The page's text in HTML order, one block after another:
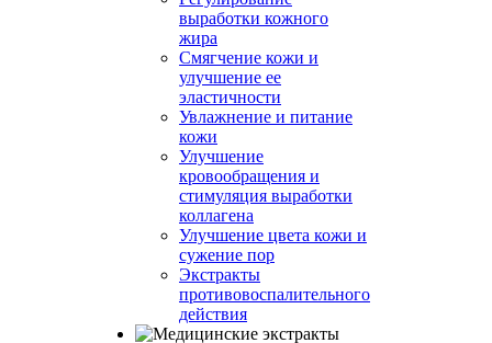
выработки кожного
жира
Смягчение кожи и
улучшение ее
эластичности
Увлажнение и питание
кожи
Улучшение
кровообращения и
стимуляция выработки
коллагена
Улучшение цвета кожи и
сужение пор
Экстракты
противовоспалительного
действия